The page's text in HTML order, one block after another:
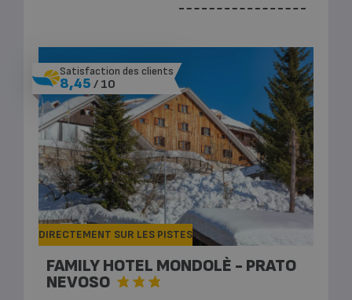
FAMILY HOTEL MONDOLÈ - PRATO
NEVOSO
Satisfaction des clients
8,45 / 10
DIRECTEMENT SUR LES PISTES